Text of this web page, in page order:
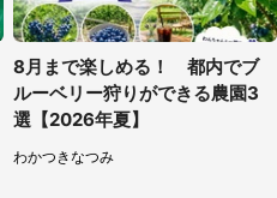
8月まで楽しめる！ 都内でブ
ルーベリー狩りができる農園3
選【2026年夏】
わかつきなつみ